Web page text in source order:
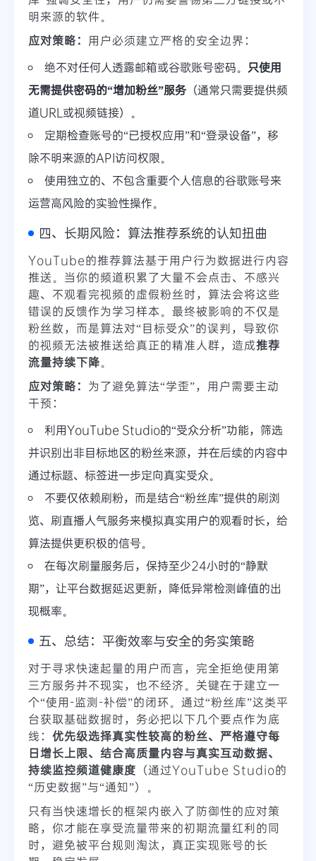
明来源的软件。
应对策略： 用户必须建立严格的安全边界：
绝不对任何人透露邮箱或谷歌账号密码。 只使用
无需提供密码的“增加粉丝”服务 （通常只需要提供频
道URL或视频链接）。
定期检查账号的“已授权应用”和“登录设备”，移
除不明来源的API访问权限。
使用独立的、不包含重要个人信息的谷歌账号来
运营高风险的实验性操作。
四、长期风险：算法推荐系统的认知扭曲
YouTube的推荐算法基于用户行为数据进行内容
推送。当你的频道积累了大量不会点击、不感兴
趣、不观看完视频的虚假粉丝时，算法会将这些
错误的反馈作为学习样本。最终被影响的不仅是
粉丝数，而是算法对“目标受众”的误判，导致你
的视频无法被推送给真正的精准人群，造成推荐
流量持续下降。
应对策略： 为了避免算法“学歪”，用户需要主动
干预：
利用YouTube Studio的“受众分析”功能，筛选
并识别出非目标地区的粉丝来源，并在后续的内容中
通过标题、标签进一步定向真实受众。
不要仅依赖刷粉，而是结合“粉丝库”提供的刷浏
览、刷直播人气服务来模拟真实用户的观看时长，给
算法提供更积极的信号。
在每次刷量服务后，保持至少24小时的“静默
期”，让平台数据延迟更新，降低异常检测峰值的出
现概率。
五、总结：平衡效率与安全的务实策略
对于寻求快速起量的用户而言，完全拒绝使用第
三方服务并不现实，也不经济。关键在于建立一
个“使用-监测-补偿”的闭环。通过“粉丝库”这类平
台获取基础数据时，务必把以下几个要点作为底
线： 优先级选择真实性较高的粉丝、严格遵守每
日增长上限、结合高质量内容与真实互动数据、
持续监控频道健康度 （通过YouTube Studio的
“历史数据”与“通知”）。
只有当快速增长的框架内嵌入了防御性的应对策
略，你才能在享受流量带来的初期流量红利的同
时，避免被平台规则淘汰，真正实现账号的长